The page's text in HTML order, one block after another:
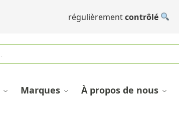
régulièrementcontrôlé
Marques À propos de nous